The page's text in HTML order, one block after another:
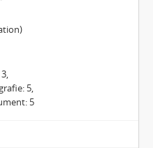
5,
5